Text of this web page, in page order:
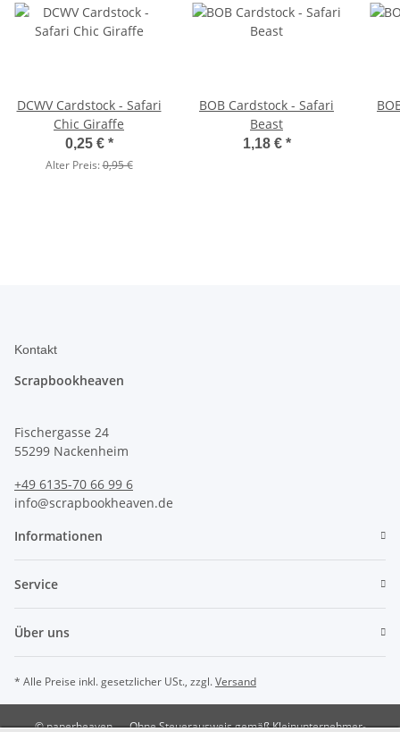
DCWV Cardstock - Safari
Chic Giraffe
0,25 € *
Alter Preis:0,95 €
BOB Cardstock - Safari
Beast
1,18 € *
Kontakt
Scrapbookheaven
Fischergasse 24
55299 Nackenheim
+49 6135-70 66 99 6
info@scrapbookheaven.de
Informationen
Service
Über uns
* Alle Preise inkl. gesetzlicher USt., zzgl.Versand
© paperheaven Ohne Steuerausweis gemäß Kleinunternehmer-